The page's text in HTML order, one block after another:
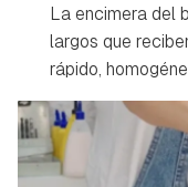
La encimera del
largos que
rápido,